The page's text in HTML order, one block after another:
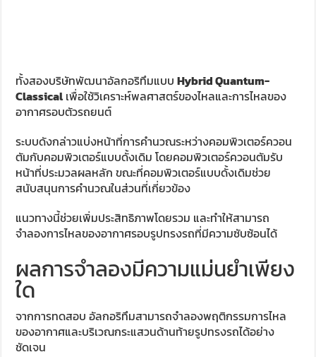
ทั้งสองบริษัทพัฒนาอัลกอริทึมแบบHybrid Quantum-
Classical เพื่อใช้วิเคราะห์พลศาสตร์ของไหลและการไหลของ
อากาศรอบตัวรถยนต์
ระบบดังกล่าวแบ่งหน้าที่การคำนวณระหว่างคอมพิวเตอร์ควอน
ตัมกับคอมพิวเตอร์แบบดั้งเดิม โดยคอมพิวเตอร์ควอนตัมรับ
หน้าที่ประมวลผลหลัก ขณะที่คอมพิวเตอร์แบบดั้งเดิมช่วย
สนับสนุนการคำนวณในส่วนที่เกี่ยวข้อง
แนวทางนี้ช่วยเพิ่มประสิทธิภาพโดยรวม และทำให้สามารถ
จำลองการไหลของอากาศรอบรูปทรงรถที่มีความซับซ้อนได้
ผลการจำลองมีความแม่นยำเพียง
ใด
จากการทดสอบ อัลกอริทึมสามารถจำลองพฤติกรรมการไหล
ของอากาศและบริเวณกระแสวนด้านท้ายรูปทรงรถได้อย่าง
ชัดเจน